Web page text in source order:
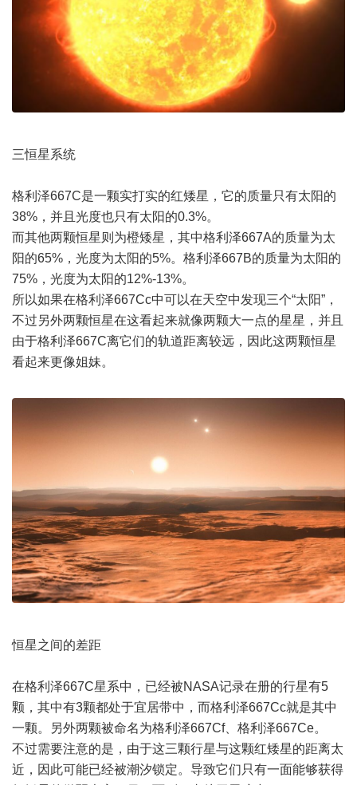
三恒星系统
格利泽667C是一颗实打实的红矮星，它的质量只有太阳的
38%，并且光度也只有太阳的0.3%。
而其他两颗恒星则为橙矮星，其中格利泽667A的质量为太
阳的65%，光度为太阳的5%。格利泽667B的质量为太阳的
75%，光度为太阳的12%-13%。
所以如果在格利泽667Cc中可以在天空中发现三个“太阳”，
不过另外两颗恒星在这看起来就像两颗大一点的星星，并且
由于格利泽667C离它们的轨道距离较远，因此这两颗恒星
看起来更像姐妹。
恒星之间的差距
在格利泽667C星系中，已经被NASA记录在册的行星有5
颗，其中有3颗都处于宜居带中，而格利泽667Cc就是其中
一颗。另外两颗被命名为格利泽667Cf、格利泽667Ce。
不过需要注意的是，由于这三颗行星与这颗红矮星的距离太
近，因此可能已经被潮汐锁定。导致它们只有一面能够获得